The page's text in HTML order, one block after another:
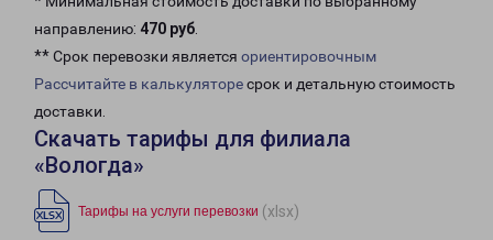
направлению: 470 руб.
** Срок перевозки является ориентировочным
Рассчитайте в калькуляторесрок и детальную стоимость
доставки.
Скачать тарифы для филиала
«Вологда»
Тарифы на услуги перевозки (xlsx)